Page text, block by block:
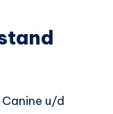
u/d